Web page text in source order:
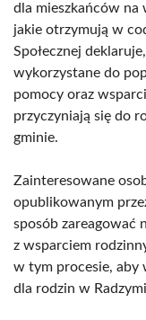
dla mieszkańców na
jakie otrzymują w
Społecznej
wykorzystane do
pomocy oraz
przyczyniają się do
gminie.
Zainteresowane
opublikowanym
sposób zareagować
z wsparciem
w tym procesie, aby
dla rodzin w